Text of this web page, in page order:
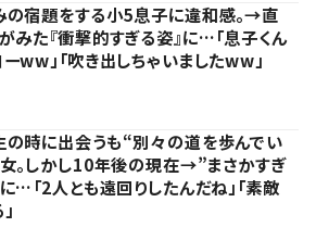
の宿題をする小5息子に違和感。→直
みた『衝撃的すぎる姿』に…「息子くん
ww」「吹き出しちゃいましたww」
の時に出会うも“別々の道を歩んでい
。しかし10年後の現在→”まさかすぎ
…「2人とも遠回りしたんだね」「素敵